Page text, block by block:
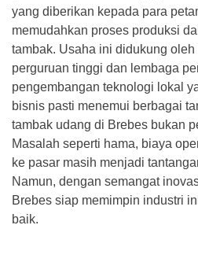
yang diberikan kepada para
memudahkan proses produksi
tambak. Usaha ini didukung
perguruan tinggi dan lembaga
pengembangan teknologi lokal
bisnis pasti menemui berbagai
tambak udang di Brebes bukan
Masalah seperti hama, biaya
ke pasar masih menjadi
Namun, dengan semangat
Brebes siap memimpin industri
baik.